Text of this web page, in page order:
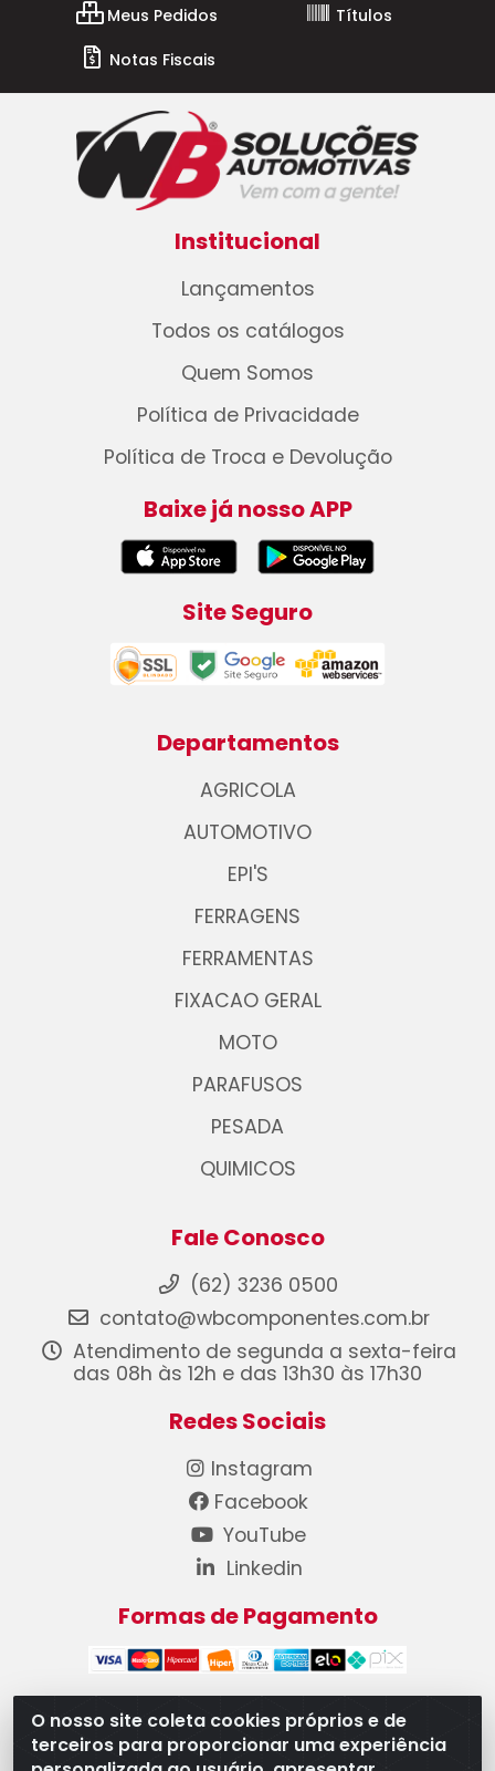
O nosso site coleta cookies próprios e de
terceiros para proporcionar uma experiência
Meus Pedidos
Títulos
Notas Fiscais
Institucional
Lançamentos
Todos os catálogos
Quem Somos
Política de Privacidade
Política de Troca e Devolução
Baixe já nosso APP
Site Seguro
Departamentos
AGRICOLA
AUTOMOTIVO
EPI'S
FERRAGENS
FERRAMENTAS
FIXACAO GERAL
MOTO
PARAFUSOS
PESADA
QUIMICOS
Fale Conosco
(62) 3236 0500
contato@wbcomponentes.com.br
Atendimento de segunda a sexta-feira
das 08h às 12h e das 13h30 às 17h30
Redes Sociais
Instagram
Facebook
YouTube
Linkedin
Formas de Pagamento
WB Componentes Automotivos LTDA - CNPJ